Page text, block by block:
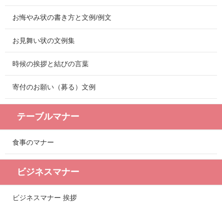
お悔やみ状の書き方と文例/例文
お見舞い状の文例集
時候の挨拶と結びの言葉
寄付のお願い（募る）文例
テーブルマナー
食事のマナー
ビジネスマナー
ビジネスマナー 挨拶